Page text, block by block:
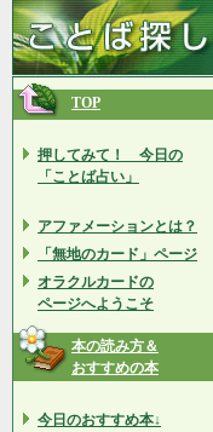
TOP
押してみて！ 今日の
「ことば占い」
アファメーションとは？
「無地のカード」ページ
オラクルカードの
ページへようこそ
本の読み方＆
おすすめの本
今日のおすすめ本↓